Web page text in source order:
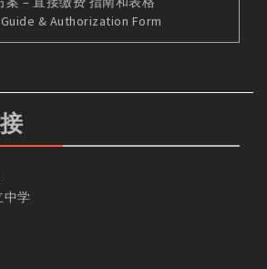
& Authorization Form
中学